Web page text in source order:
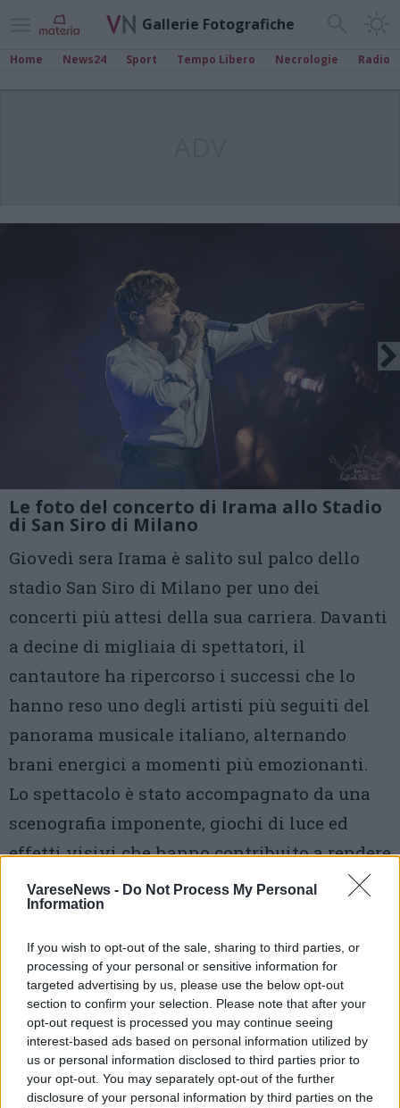
VareseNews - Do Not Process My Personal
Information
If you wish to opt-out of the sale, sharing to third parties, or
processing of your personal or sensitive information for
targeted advertising by us, please use the below opt-out
section to confirm your selection. Please note that after your
opt-out request is processed you may continue seeing
interest-based ads based on personal information utilized by
us or personal information disclosed to third parties prior to
your opt-out. You may separately opt-out of the further
disclosure of your personal information by third parties on the
Gallerie Fotografiche
Home News24 Sport Tempo Libero Necrologie Radio
Le foto del concerto di Irama allo Stadio
di San Siro di Milano
Giovedì sera Irama è salito sul palco dello
stadio San Siro di Milano per uno dei
concerti più attesi della sua carriera. Davanti
a decine di migliaia di spettatori, il
cantautore ha ripercorso i successi che lo
hanno reso uno degli artisti più seguiti del
panorama musicale italiano, alternando
brani energici a momenti più emozionanti.
Lo spettacolo è stato accompagnato da una
scenografia imponente, giochi di luce ed
effetti visivi che hanno contribuito a rendere
speciale la serata nello storico stadio
milanese.
Foto di Raffale Della Pace
1 di 15
TAG report fotografico
stadio san siro
irama
milano